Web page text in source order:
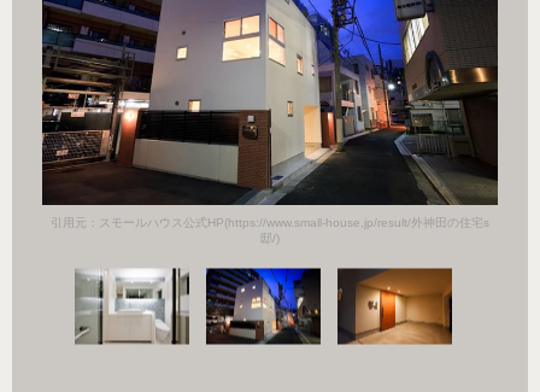
引用元：スモールハウス公式HP(https://www.small-house.jp/result/外神田の住宅s
邸/)